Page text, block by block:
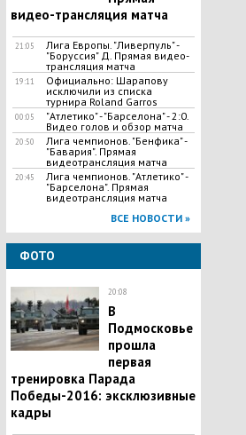
видео-трансляция матча
21:05
Лига Европы. "Ливерпуль" -
"Боруссия" Д. Прямая видео-
трансляция матча
19:11
Официально: Шарапову
исключили из списка
турнира Roland Garros
00:05
"Атлетико" - "Барселона" - 2:0.
Видео голов и обзор матча
20:50
Лига чемпионов. "Бенфика" -
"Бавария". Прямая
видеотрансляция матча
20:45
Лига чемпионов. "Атлетико" -
"Барселона". Прямая
видеотрансляция матча
ВСЕ НОВОСТИ »
ФОТО
20:08
В
Подмосковье
прошла
первая
тренировка Парада
Победы-2016: эксклюзивные
кадры